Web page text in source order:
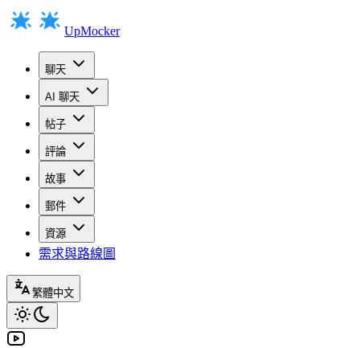
UpMocker
聊天
AI 聊天
帖子
評論
故事
郵件
資源
需求與路線圖
繁體中文